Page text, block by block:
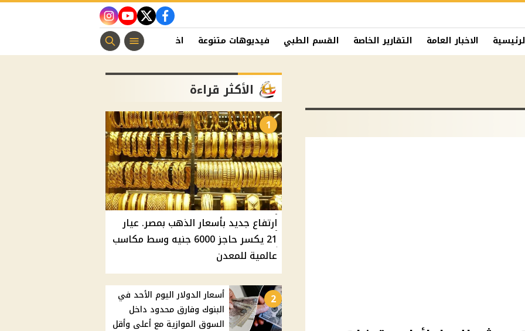
facebook
twitter
youtube
instagram
الاخبار العامة التقارير الخاصة القسم الطبي فيديوهات متنوعة اخبار الفن منوعات مسيحية
الأكثر قراءة
1
ارتفاع جديد بأسعار الذهب بمصر. عيار
21 يكسر حاجز 6000 جنيه وسط مكاسب
عالمية للمعدن
2
أسعار الدولار اليوم الأحد في
البنوك وفارق محدود داخل
السوق الموازية مع أعلى وأقل